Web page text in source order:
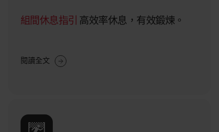
組間休息指引 高效率休息，有效鍛煉。
閱讀全文